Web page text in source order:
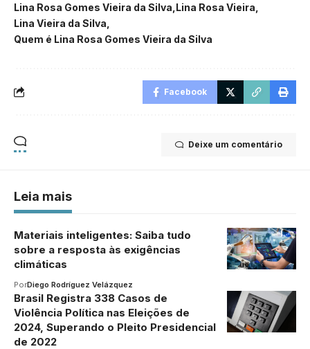
Lina Rosa Gomes Vieira da Silva Lina Rosa Vieira
Lina Vieira da Silva
Quem é Lina Rosa Gomes Vieira da Silva
Facebook
Deixe um comentário
Leia mais
Materiais inteligentes: Saiba tudo
sobre a resposta às exigências
climáticas
PorDiego Rodríguez Velázquez
Brasil Registra 338 Casos de
Violência Política nas Eleições de
2024, Superando o Pleito Presidencial
de 2022